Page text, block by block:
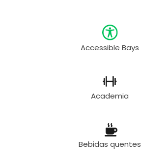
Accessible Bays
Academia
Bebidas quentes